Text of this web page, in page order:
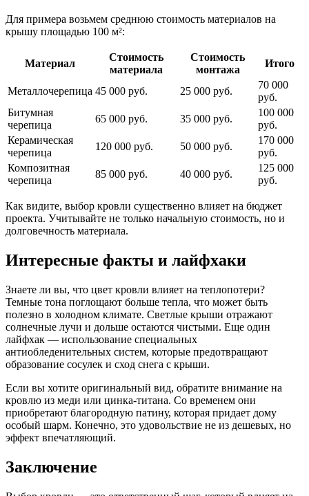
Для примера возьмем среднюю стоимость материалов на
крышу площадью 100 м²:
Материал
Стоимость
материала
Стоимость
монтажа
Итого
Металлочерепица 45 000 руб. 25 000 руб.
70 000
руб.
Битумная
черепица
65 000 руб. 35 000 руб.
100 000
руб.
Керамическая
черепица
120 000 руб. 50 000 руб.
170 000
руб.
Композитная
черепица
85 000 руб. 40 000 руб.
125 000
руб.
Как видите, выбор кровли существенно влияет на бюджет
проекта. Учитывайте не только начальную стоимость, но и
долговечность материала.
Интересные факты и лайфхаки
Знаете ли вы, что цвет кровли влияет на теплопотери?
Темные тона поглощают больше тепла, что может быть
полезно в холодном климате. Светлые крыши отражают
солнечные лучи и дольше остаются чистыми. Еще один
лайфхак — использование специальных
антиобледенительных систем, которые предотвращают
образование сосулек и сход снега с крыши.
Если вы хотите оригинальный вид, обратите внимание на
кровлю из меди или цинка-титана. Со временем они
приобретают благородную патину, которая придает дому
особый шарм. Конечно, это удовольствие не из дешевых, но
эффект впечатляющий.
Заключение